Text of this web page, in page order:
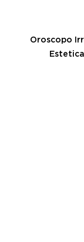
Oroscopo